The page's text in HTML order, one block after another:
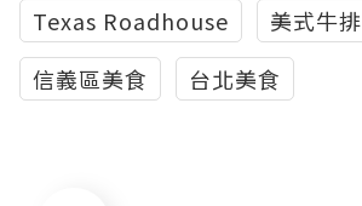
Texas Roadhouse
美式牛排
信義區美食
台北美食